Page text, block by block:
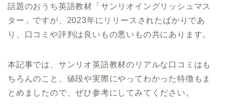
話題のおうち英語教材「サンリオイングリッシュマス
ター」ですが、2023年にリリースされたばかりであ
り、口コミや評判は良いもの悪いもの共にあります。
本記事では、サンリオ英語教材のリアルな口コミはも
ちろんのこと、値段や実際にやってわかった特徴もま
とめましたので、ぜひ参考にしてみてください。